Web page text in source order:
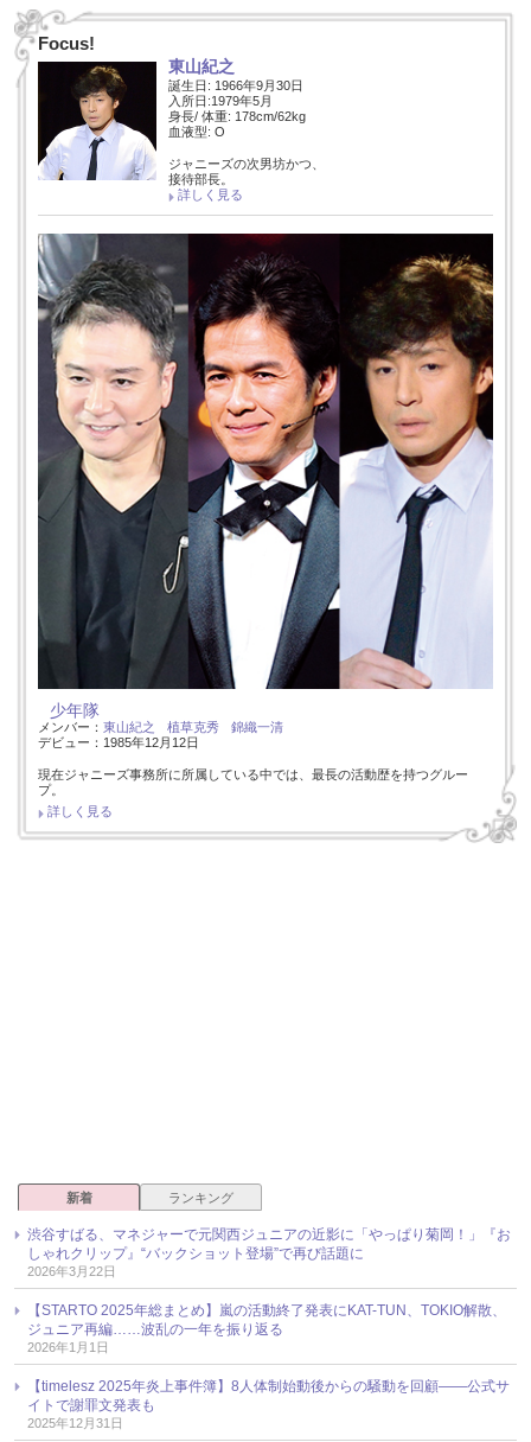
Focus!
東山紀之
誕生日: 1966年9月30日
入所日:1979年5月
身長/ 体重: 178cm/62kg
血液型: O
ジャニーズの次男坊かつ、
接待部長。
詳しく見る
少年隊
メンバー： 東山紀之 植草克秀
錦織一清
デビュー：1985年12月12日
現在ジャニーズ事務所に所属している中では、最長の活動歴を持つグルー
プ。
詳しく見る
新着 ランキング
渋谷すばる、マネジャーで元関西ジュニアの近影に「やっぱり菊岡！」『お
しゃれクリップ』“バックショット登場”で再び話題に
2026年3月22日
【STARTO 2025年総まとめ】嵐の活動終了発表にKAT-TUN、TOKIO解散、
ジュニア再編……波乱の一年を振り返る
2026年1月1日
【timelesz 2025年炎上事件簿】8人体制始動後からの騒動を回顧――公式サ
イトで謝罪文発表も
2025年12月31日